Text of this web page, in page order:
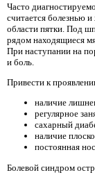
Часто
считается болезнью
области пятки. Под
рядом находящиеся
При наступании на
и боль.
Привести к
наличие
регулярное
сахарный
наличие
постоянная
Болевой синдром